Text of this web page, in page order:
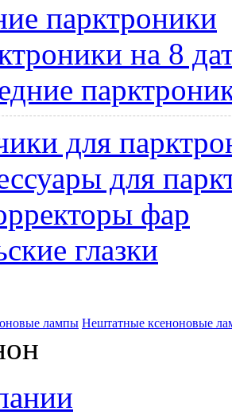
парктроники
на 8
для
для
фар
глазки
лампы Нештатные ксеноновые